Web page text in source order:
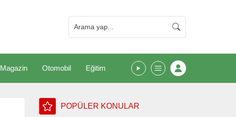
Magazin Otomobil Eğitim
POPÜLER KONULAR